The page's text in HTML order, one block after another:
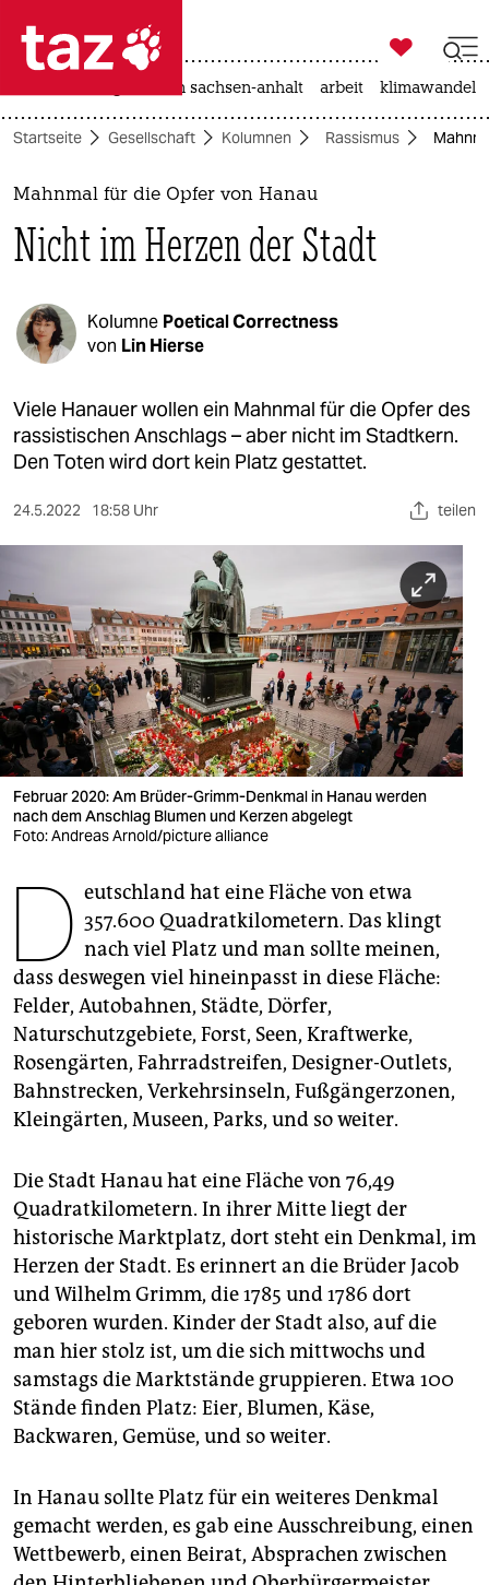
 taz zahl ich
taz zahl ich
themen
politik
öko
gesellschaft
kultur
sport
nord
wahrheit
verlag
verlag
veranstaltungen
shop
fragen & hilfe
genossenschaft
epaper login

taz zahl ich
landtagswahl in sachsen-anhalt arbeit klimawandel
Startseite Gesellschaft Kolumnen Rassismus
Mahnmal für die Opfer von Hanau
Nicht im Herzen der Stadt
Kolumne Poetical Correctness
von Lin Hierse
Viele Hanauer wollen ein Mahnmal für die Opfer des
rassistischen Anschlags – aber nicht im Stadtkern.
Den Toten wird dort kein Platz gestattet.
24.5.2022 18:58 Uhr teilen
Februar 2020: Am Brüder-Grimm-Denkmal in Hanau werden
nach dem Anschlag Blumen und Kerzen abgelegt
Foto: Andreas Arnold/picture alliance
D eutschland hat eine Fläche von etwa
357.600 Quadratkilometern. Das klingt
nach viel Platz und man sollte meinen,
dass deswegen viel hineinpasst in diese Fläche:
Felder, Autobahnen, Städte, Dörfer,
Naturschutzgebiete, Forst, Seen, Kraftwerke,
Rosengärten, Fahrradstreifen, Designer-Outlets,
Bahnstrecken, Verkehrsinseln, Fußgängerzonen,
Kleingärten, Museen, Parks, und so weiter.
Die Stadt Hanau hat eine Fläche von 76,49
Quadratkilometern. In ihrer Mitte liegt der
historische Marktplatz, dort steht ein Denkmal, im
Herzen der Stadt. Es erinnert an die Brüder Jacob
und Wilhelm Grimm, die 1785 und 1786 dort
geboren wurden. Kinder der Stadt also, auf die
man hier stolz ist, um die sich mittwochs und
samstags die Marktstände gruppieren. Etwa 100
Stände finden Platz: Eier, Blumen, Käse,
Backwaren, Gemüse, und so weiter.
In Hanau sollte Platz für ein weiteres Denkmal
gemacht werden, es gab eine Ausschreibung, einen
Wettbewerb, einen Beirat, Absprachen zwischen